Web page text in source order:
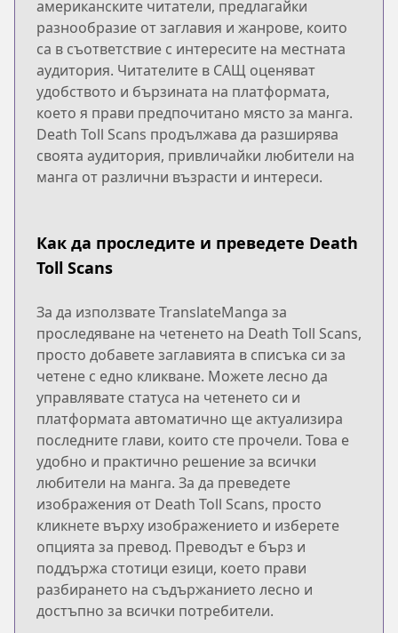
американските читатели, предлагайки
разнообразие от заглавия и жанрове, които
са в съответствие с интересите на местната
аудитория. Читателите в САЩ оценяват
удобството и бързината на платформата,
което я прави предпочитано място за манга.
Death Toll Scans продължава да разширява
своята аудитория, привличайки любители на
манга от различни възрасти и интереси.
Как да проследите и преведете Death
Toll Scans
За да използвате TranslateManga за
проследяване на четенето на Death Toll Scans,
просто добавете заглавията в списъка си за
четене с едно кликване. Можете лесно да
управлявате статуса на четенето си и
платформата автоматично ще актуализира
последните глави, които сте прочели. Това е
удобно и практично решение за всички
любители на манга. За да преведете
изображения от Death Toll Scans, просто
кликнете върху изображението и изберете
опцията за превод. Преводът е бърз и
поддържа стотици езици, което прави
разбирането на съдържанието лесно и
достъпно за всички потребители.